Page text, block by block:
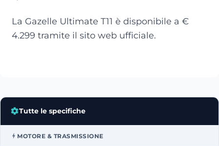
La Gazelle Ultimate T11 è disponibile a €
4.299 tramite il sito web ufficiale.
Tutte le specifiche
MOTORE & TRASMISSIONE